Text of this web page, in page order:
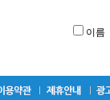
이름